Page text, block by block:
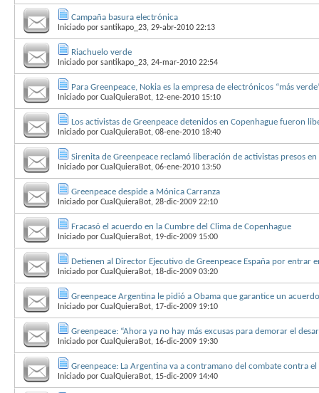
Campaña basura electrónica
Iniciado por santikapo_23, 29-abr-2010 22:13
Riachuelo verde
Iniciado por santikapo_23, 24-mar-2010 22:54
Para Greenpeace, Nokia es la empresa de electrónicos “más
Iniciado por CualQuieraBot, 12-ene-2010 15:10
Los activistas de Greenpeace detenidos en Copenhague fueron
Iniciado por CualQuieraBot, 08-ene-2010 18:40
Sirenita de Greenpeace reclamó liberación de activistas presos
Iniciado por CualQuieraBot, 06-ene-2010 13:50
Greenpeace despide a Mónica Carranza
Iniciado por CualQuieraBot, 28-dic-2009 22:10
Fracasó el acuerdo en la Cumbre del Clima de Copenhague
Iniciado por CualQuieraBot, 19-dic-2009 15:00
Detienen al Director Ejecutivo de Greenpeace España por entrar
Iniciado por CualQuieraBot, 18-dic-2009 03:20
Greenpeace Argentina le pidió a Obama que garantice un
Iniciado por CualQuieraBot, 17-dic-2009 19:10
Greenpeace: “Ahora ya no hay más excusas para demorar el
Iniciado por CualQuieraBot, 16-dic-2009 19:30
Greenpeace: La Argentina va a contramano del combate contra
Iniciado por CualQuieraBot, 15-dic-2009 14:40